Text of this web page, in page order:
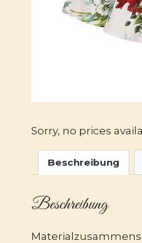
Sorry, no prices
Beschreibung
Beschreibung